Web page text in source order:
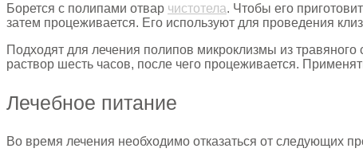
Борется с полипами отвар чистотела. Чтобы его
затем процеживается. Его используют для проведения
Подходят для лечения полипов микроклизмы из
раствор шесть часов, после чего процеживается.
Лечебное питание
Во время лечения необходимо отказаться от следующих